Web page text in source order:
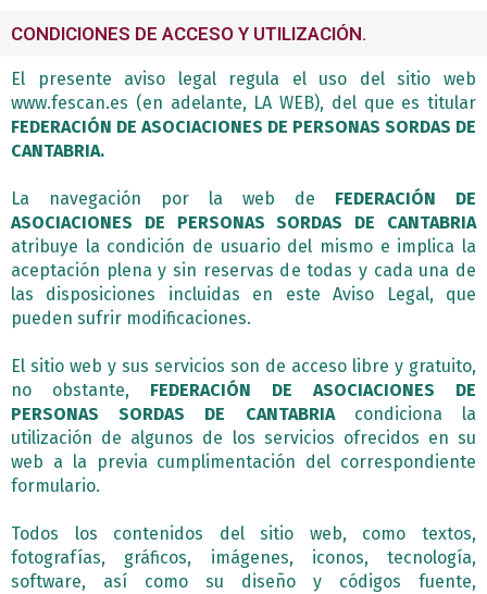
CONDICIONES DE ACCESO Y UTILIZACIÓN.
El presente aviso legal regula el uso del sitio web
www.fescan.es (en adelante, LA WEB), del que es titular
FEDERACIÓN DE ASOCIACIONES DE PERSONAS SORDAS DE
CANTABRIA.
La navegación por la web de FEDERACIÓN DE
ASOCIACIONES DE PERSONAS SORDAS DE CANTABRIA
atribuye la condición de usuario del mismo e implica la
aceptación plena y sin reservas de todas y cada una de
las disposiciones incluidas en este Aviso Legal, que
pueden sufrir modificaciones.
El sitio web y sus servicios son de acceso libre y gratuito,
no obstante, FEDERACIÓN DE ASOCIACIONES DE
PERSONAS SORDAS DE CANTABRIAcondiciona la
utilización de algunos de los servicios ofrecidos en su
web a la previa cumplimentación del correspondiente
formulario.
Todos los contenidos del sitio web, como textos,
fotografías, gráficos, imágenes, iconos, tecnología,
software, así como su diseño y códigos fuente,